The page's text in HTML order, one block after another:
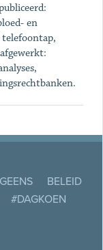
en
telefoontap,
BELEID
#DAGKOEN